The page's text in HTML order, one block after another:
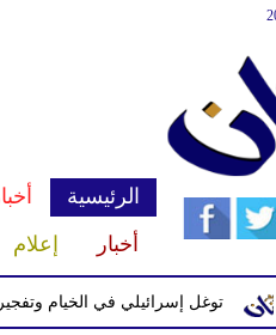
الرئيسية
أخبار
إعلام
توغل إسرائيلي في الخيام وتفجيرات